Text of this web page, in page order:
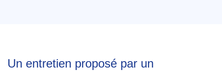
Un entretien proposé par un